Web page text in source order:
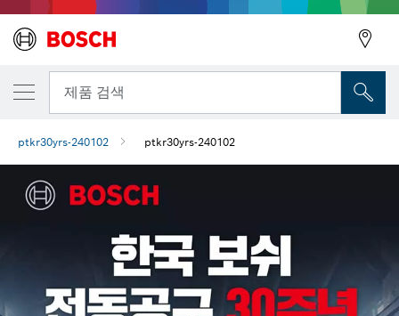
제품 검색
ptkr30yrs-240102 ptkr30yrs-240102